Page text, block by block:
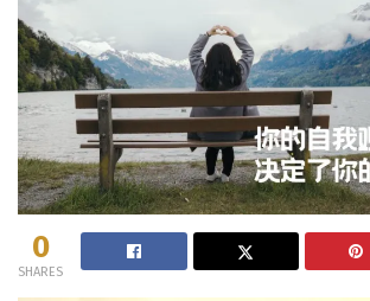
0
SHARES